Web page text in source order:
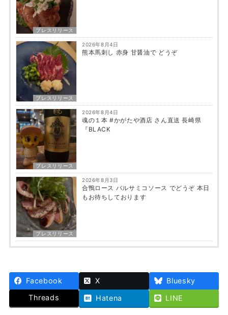
プレスリリース
プレスリリース
2026年8月4日
熊本馬刺し 赤身 甘醤油で どうぞ
プレスリリース
2026年8月4日
魂の１本 #かがたや酒店 さん直送 長崎県
『BLACK
プレスリリース
2026年8月3日
合鴨ロース バルサミコソース でどうぞ 本日
もお待ちしております
Facebook X
Bluesky
Threads
Hatena LINE